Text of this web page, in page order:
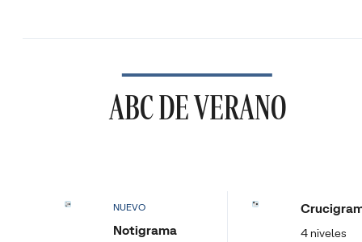
ABC DE VERANO
NUEVO
Notigrama 4 niveles